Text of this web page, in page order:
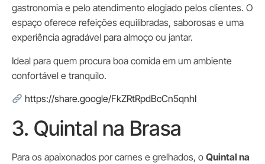
gastronomia e pelo atendimento elogiado pelos clientes. O
espaço oferece refeições equilibradas, saborosas e uma
experiência agradável para almoço ou jantar.
Ideal para quem procura boa comida em um ambiente
confortável e tranquilo.
https://share.google/FkZRtRpdBcCn5qnhI
3. Quintal na Brasa
Para os apaixonados por carnes e grelhados, o Quintal na